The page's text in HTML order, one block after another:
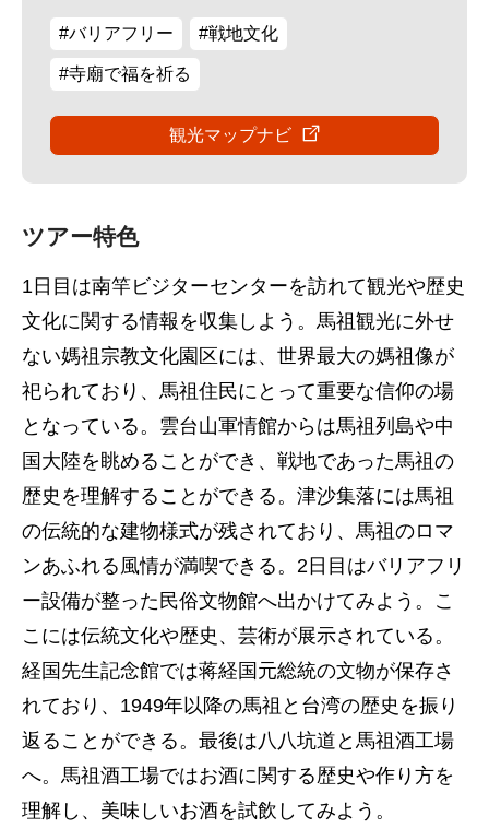
#バリアフリー #戦地文化
#寺廟で福を祈る
観光マップナビ
ツアー特色
1日目は南竿ビジターセンターを訪れて観光や歴史
文化に関する情報を収集しよう。馬祖観光に外せ
ない媽祖宗教文化園区には、世界最大の媽祖像が
祀られており、馬祖住民にとって重要な信仰の場
となっている。雲台山軍情館からは馬祖列島や中
国大陸を眺めることができ、戦地であった馬祖の
歴史を理解することができる。津沙集落には馬祖
の伝統的な建物様式が残されており、馬祖のロマ
ンあふれる風情が満喫できる。2日目はバリアフリ
ー設備が整った民俗文物館へ出かけてみよう。こ
こには伝統文化や歴史、芸術が展示されている。
経国先生記念館では蒋経国元総統の文物が保存さ
れており、1949年以降の馬祖と台湾の歴史を振り
返ることができる。最後は八八坑道と馬祖酒工場
へ。馬祖酒工場ではお酒に関する歴史や作り方を
理解し、美味しいお酒を試飲してみよう。